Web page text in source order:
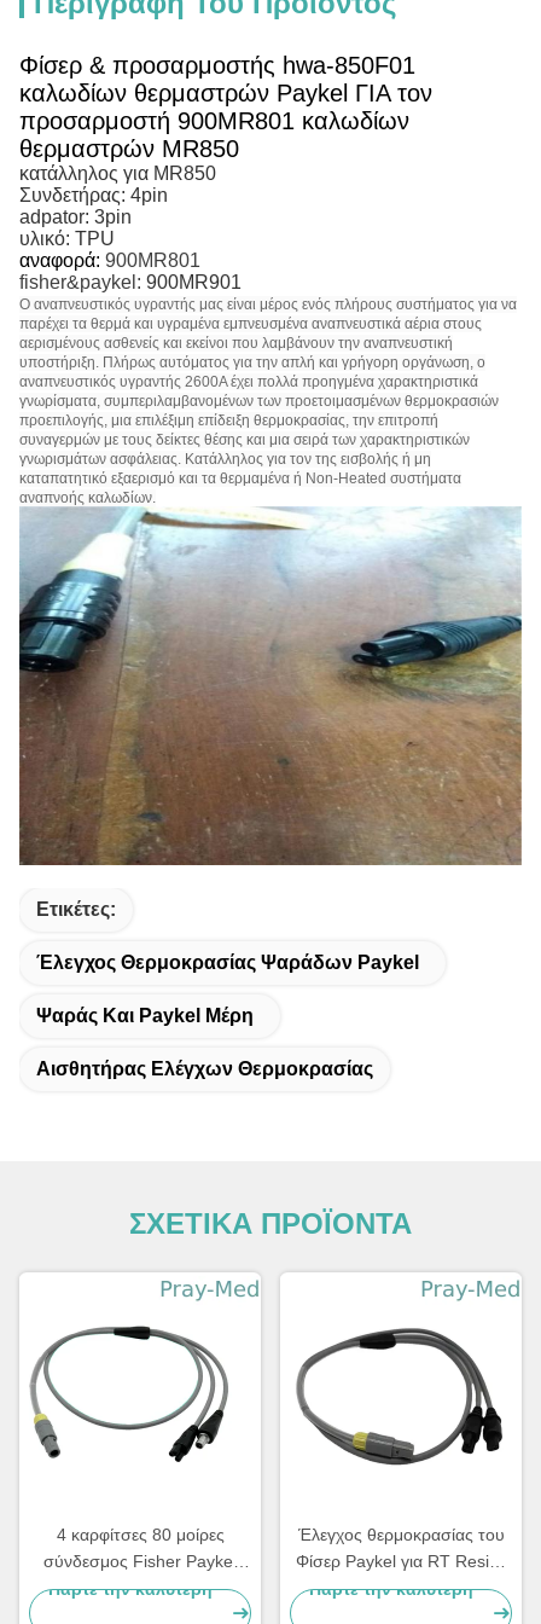
Φίσερ & προσαρμοστής hwa-850F01
καλωδίων θερμαστρών Paykel ΓΙΑ τον
προσαρμοστή 900MR801 καλωδίων
θερμαστρών MR850
κατάλληλος για MR850
Συνδετήρας: 4pin
adpator: 3pin
υλικό: TPU
αναφορά: 900MR801
fisher&paykel: 900MR901
Ο αναπνευστικός υγραντής μας είναι μέρος ενός πλήρους συστήματος για να
παρέχει τα θερμά και υγραμένα εμπνευσμένα αναπνευστικά αέρια στους
αερισμένους ασθενείς και εκείνοι που λαμβάνουν την αναπνευστική
υποστήριξη. Πλήρως αυτόματος για την απλή και γρήγορη οργάνωση, ο
αναπνευστικός υγραντής 2600A έχει πολλά προηγμένα χαρακτηριστικά
γνωρίσματα, συμπεριλαμβανομένων των προετοιμασμένων θερμοκρασιών
προεπιλογής, μια επιλέξιμη επίδειξη θερμοκρασίας, την επιτροπή
συναγερμών με τους δείκτες θέσης και μια σειρά των χαρακτηριστικών
γνωρισμάτων ασφάλειας. Κατάλληλος για τον της εισβολής ή μη
καταπατητικό εξαερισμό και τα θερμαμένα ή Non-Heated συστήματα
αναπνοής καλωδίων.
Ετικέτες:
Έλεγχος Θερμοκρασίας Ψαράδων Paykel
Ψαράς Και Paykel Μέρη
Αισθητήρας Ελέγχων Θερμοκρασίας
ΣΧΕΤΙΚΑ ΠΡΟΪΟΝΤΑ
4 καρφίτσες 80 μοίρες
σύνδεσμος Fisher Paykel
καλώδιο προσαρμογέα
θερμαντήρα με μήκος 1m
Πάρτε την καλύτερη
Έλεγχος θερμοκρασίας του
Φίσερ Paykel για RT Resies
το διπλό θερμαμένο
Πάρτε την καλύτερη